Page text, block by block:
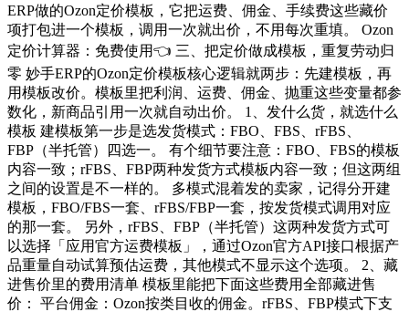
ERP做的Ozon定价模板，它把运费、佣金、手续费这些藏价
项打包进一个模板，调用一次就出价，不用每次重填。 Ozon
定价计算器：免费使用👈 三、把定价做成模板，重复劳动归
零 妙手ERP的Ozon定价模板核心逻辑就两步：先建模板，再
用模板改价。模板里把利润、运费、佣金、抛重这些变量都参
数化，新商品引用一次就自动出价。 1、发什么货，就选什么
模板 建模板第一步是选发货模式：FBO、FBS、rFBS、
FBP（半托管）四选一。 有个细节要注意：FBO、FBS的模板
内容一致；rFBS、FBP两种发货方式模板内容一致；但这两组
之间的设置是不一样的。 多模式混着发的卖家，记得分开建
模板，FBO/FBS一套、rFBS/FBP一套，按发货模式调用对应
的那一套。 另外，rFBS、FBP（半托管）这两种发货方式可
以选择「应用官方运费模板」，通过Ozon官方API接口根据产
品重量自动试算预估运费，其他模式不显示这个选项。 2、藏
进售价里的费用清单 模板里能把下面这些费用全部藏进售
价： 平台佣金：Ozon按类目收的佣金。rFBS、FBP模式下支